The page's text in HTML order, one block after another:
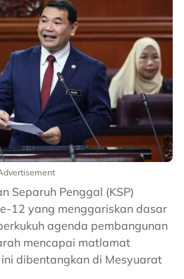
Separuh Penggal (KSP)
12 yang menggariskan dasar
agenda pembangunan
mencapai matlamat
dibentangkan di Mesyuarat